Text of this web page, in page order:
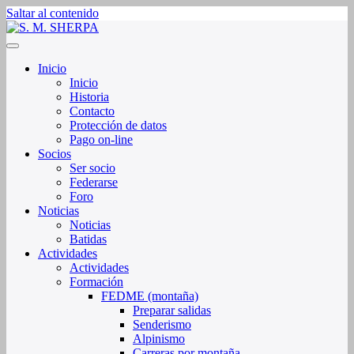
Saltar al contenido
S. M. SHERPA
Sociedad de Montaña Sherpa de La Rioja
Inicio
Inicio
Historia
Contacto
Protección de datos
Pago on-line
Socios
Ser socio
Federarse
Foro
Noticias
Noticias
Batidas
Actividades
Actividades
Formación
FEDME (montaña)
Preparar salidas
Senderismo
Alpinismo